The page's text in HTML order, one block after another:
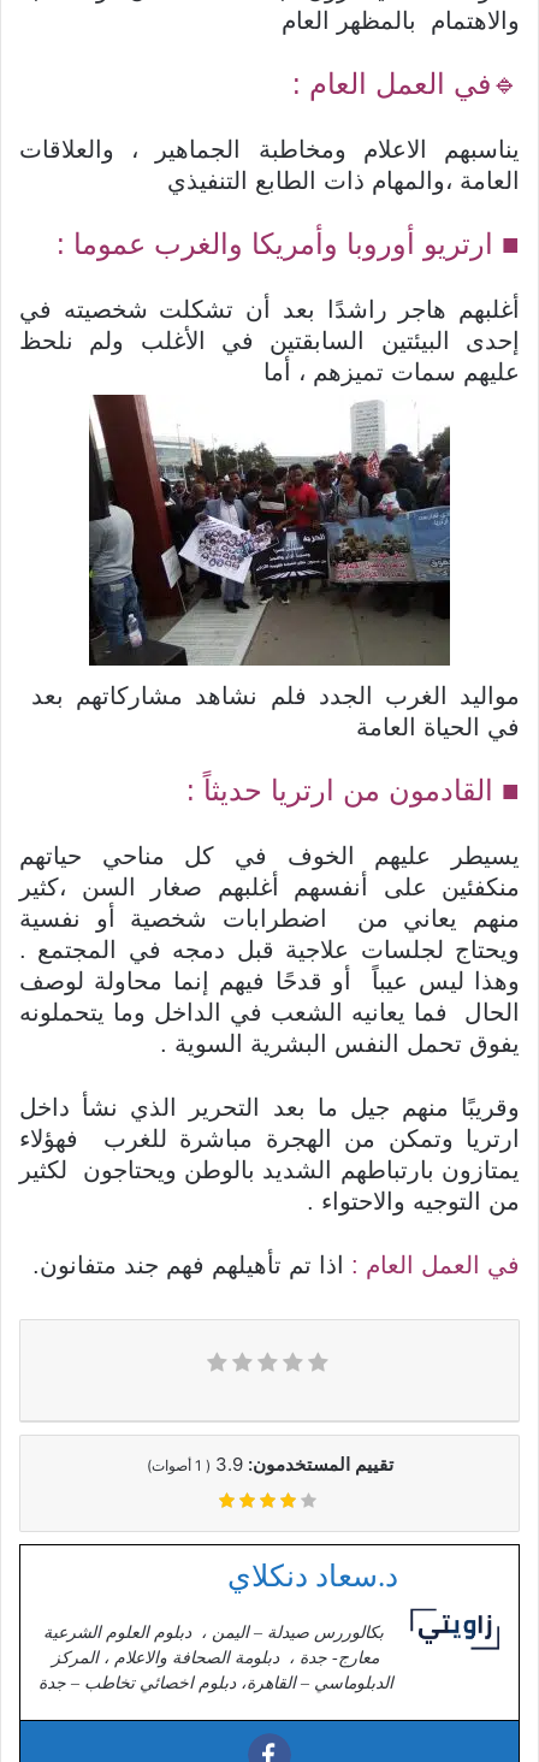
والاهتمام بالمظهر العام
🔹️في العمل العام :
يناسبهم الاعلام ومخاطبة الجماهير ، والعلاقات
العامة ،والمهام ذات الطابع التنفيذي
■ ارتريو أوروبا وأمريكا والغرب عموما :
أغلبهم هاجر راشدًا بعد أن تشكلت شخصيته في
إحدى البيئتين السابقتين في الأغلب ولم نلحظ
عليهم سمات تميزهم ، أما
مواليد الغرب الجدد فلم نشاهد مشاركاتهم بعد
في الحياة العامة
■ القادمون من ارتريا حديثاً :
يسيطر عليهم الخوف في كل مناحي حياتهم
منكفئين على أنفسهم أغلبهم صغار السن ،كثير
منهم يعاني من اضطرابات شخصية أو نفسية
ويحتاج لجلسات علاجية قبل دمجه في المجتمع .
وهذا ليس عيباً أو قدحًا فيهم إنما محاولة لوصف
الحال فما يعانيه الشعب في الداخل وما يتحملونه
يفوق تحمل النفس البشرية السوية .
وقريبًا منهم جيل ما بعد التحرير الذي نشأ داخل
ارتريا وتمكن من الهجرة مباشرة للغرب فهؤلاء
يمتازون بارتباطهم الشديد بالوطن ويحتاجون لكثير
من التوجيه والاحتواء .
في العمل العام : اذا تم تأهيلهم فهم جند متفانون.
تقييم المستخدمون:3.9
(
1 أصوات)
د.سعاد دنكلاي
بكالوررس صيدلة – اليمن ، دبلوم العلوم الشرعية
معارج- جدة ، دبلومة الصحافة والاعلام ، المركز
الدبلوماسي – القاهرة، دبلوم اخصائي تخاطب – جدة